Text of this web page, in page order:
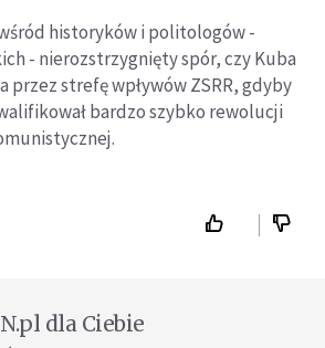
historyków i politologów -
- nierozstrzygnięty spór, czy Kuba
przez strefę wpływów ZSRR, gdyby
bardzo szybko rewolucji
dla Ciebie